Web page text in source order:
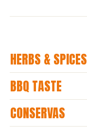
HERBS & SPICES
BBQ TASTE
CONSERVAS